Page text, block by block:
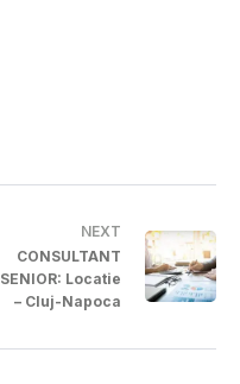
NEXT
CONSULTANT
SENIOR: Locatie
– Cluj-Napoca